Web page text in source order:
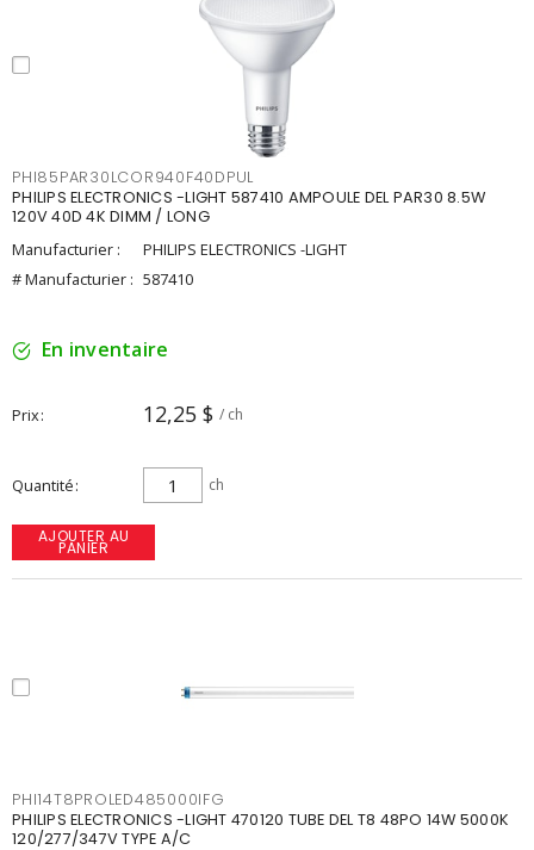
PHI85PAR30LCOR940F40DPUL
PHILIPS ELECTRONICS -LIGHT 587410 AMPOULE DEL PAR30 8.5W
120V 40D 4K DIMM / LONG
Manufacturier :
PHILIPS ELECTRONICS -LIGHT
# Manufacturier : 587410
En inventaire
Prix 12,25 $ / ch
Quantité ch
AJOUTER AU
PANIER
PHI14T8PROLED485000IFG
PHILIPS ELECTRONICS -LIGHT 470120 TUBE DEL T8 48PO 14W 5000K
120/277/347V TYPE A/C